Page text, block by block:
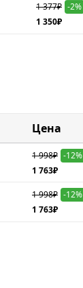
1 377₽ -2%
1 350₽
Цена
1 998₽ -12%
1 763₽
1 998₽ -12%
1 763₽